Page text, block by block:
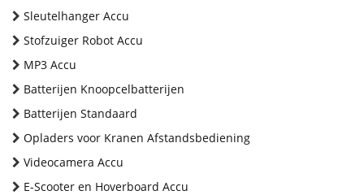
Sleutelhanger Accu
Stofzuiger Robot Accu
MP3 Accu
Batterijen Knoopcelbatterijen
Batterijen Standaard
Opladers voor Kranen Afstandsbediening
Videocamera Accu
E-Scooter en Hoverboard Accu